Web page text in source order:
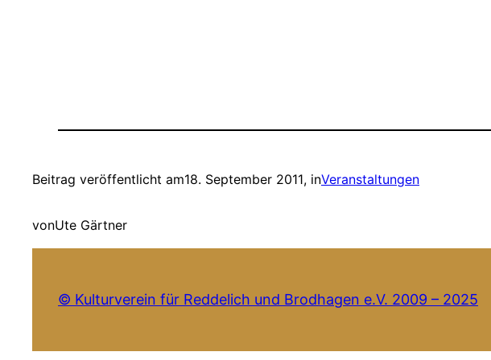
Beitrag veröffentlicht am18. September 2011, inVeranstaltungen
vonUte Gärtner
© Kulturverein für Reddelich und Brodhagen e.V. 2009 – 2025